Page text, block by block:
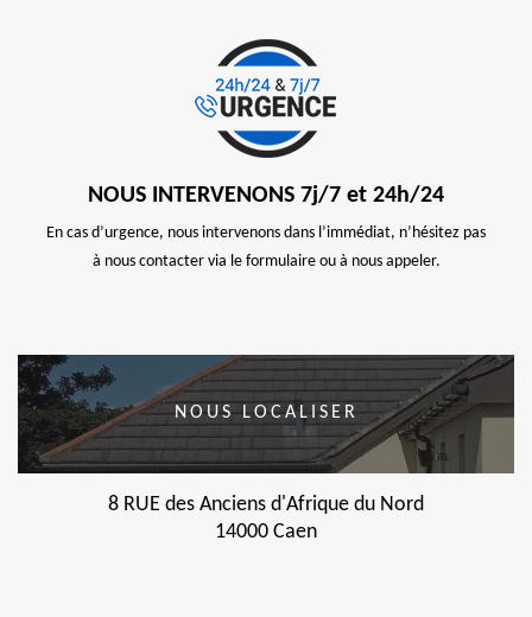
NOUS INTERVENONS 7j/7 et 24h/24
En cas d’urgence, nous intervenons dans l’immédiat, n’hésitez pas
à nous contacter via le formulaire ou à nous appeler.
NOUS LOCALISER
8 RUE des Anciens d'Afrique du Nord
14000 Caen